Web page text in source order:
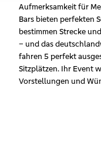
Aufmerksamkeit für
Bars bieten perfekten
bestimmen Strecke
– und das
fahren 5 perfekt
Sitzplätzen. Ihr Event
Vorstellungen und